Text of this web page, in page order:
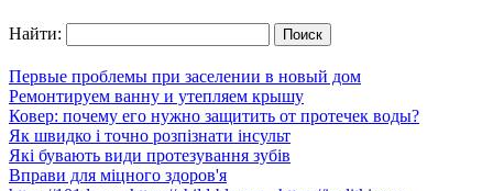
Найти:
Первые проблемы при заселении в новый дом
Ремонтируем ванну и утепляем крышу
Ковер: почему его нужно защитить от протечек воды?
Як швидко і точно розпізнати інсульт
Які бувають види протезування зубів
Вправи для міцного здоров'я